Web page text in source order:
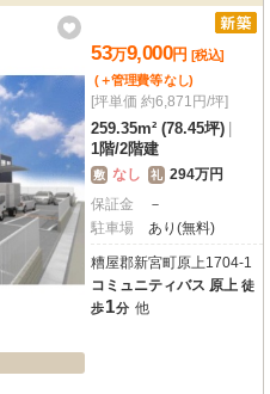
センタートライアルやナフコがあり、
、あなたのビジネスを大きく飛躍させ
53万9,000円 [税込]
(＋管理費等なし)
[坪単価 約6,871円/坪]
259.35m² (78.45坪)
1階/2階建
敷 なし 礼 294万円
保証金
－
駐車場
あり(無料)
糟屋郡新宮町原上1704-1
コミュニティバス 原上 徒
歩1分 他